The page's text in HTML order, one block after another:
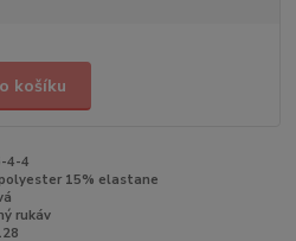
košíku
4-4
15% elastane
rukáv